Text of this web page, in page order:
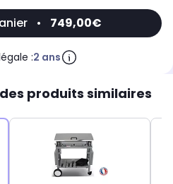
• 749,00€
:2 ans
produits similaires